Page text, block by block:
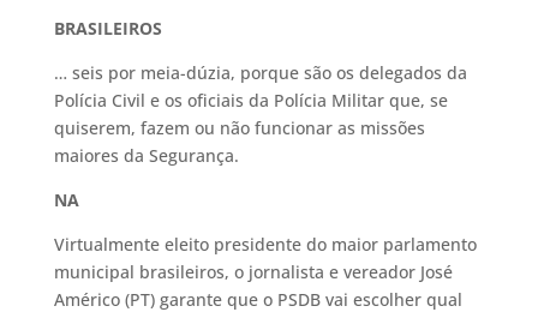
BRASILEIROS
… seis por meia-dúzia, porque são os delegados da
Polícia Civil e os oficiais da Polícia Militar que, se
quiserem, fazem ou não funcionar as missões
maiores da Segurança.
NA
Virtualmente eleito presidente do maior parlamento
municipal brasileiros, o jornalista e vereador José
Américo (PT) garante que o PSDB vai escolher qual